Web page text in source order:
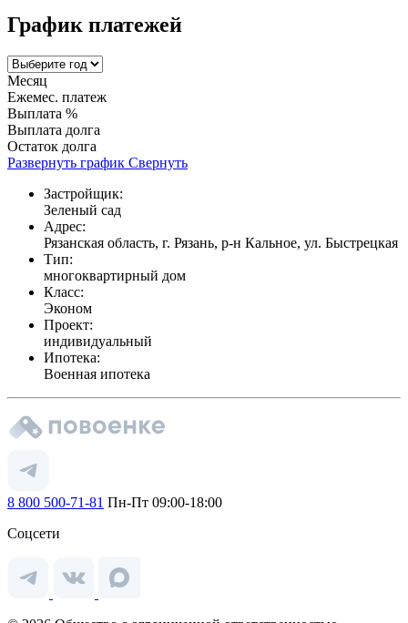
График платежей
Месяц
Ежемес. платеж
Выплата %
Выплата долга
Остаток долга
Развернуть график Свернуть
Застройщик:
Зеленый сад
Адрес:
Рязанская область, г. Рязань, р-н Кальное, ул. Быстрецкая
Тип:
многоквартирный дом
Класс:
Эконом
Проект:
индивидуальный
Ипотека:
Военная ипотека
8 800 500-71-81 Пн-Пт 09:00-18:00
Соцсети